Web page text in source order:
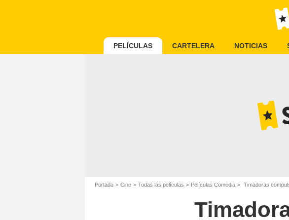
PELÍCULAS CARTELERA NOTICIAS
Portada Cine Todas las películas Películas Comedia Timadoras